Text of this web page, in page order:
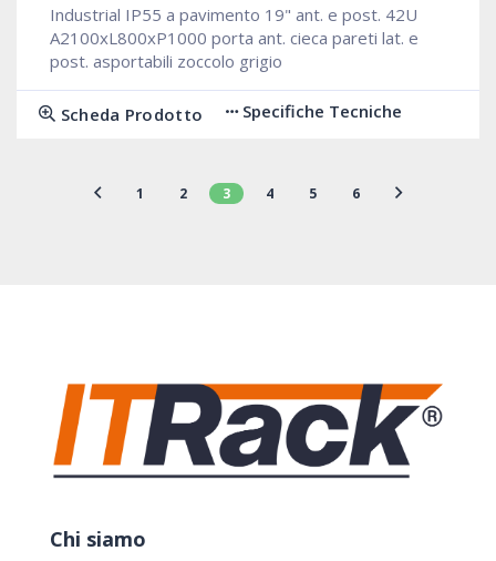
Industrial IP55 a pavimento 19" ant. e post. 42U
A2100xL800xP1000 porta ant. cieca pareti lat. e
post. asportabili zoccolo grigio
Scheda Prodotto Specifiche Tecniche
1 2 3 4 5 6
Chi siamo